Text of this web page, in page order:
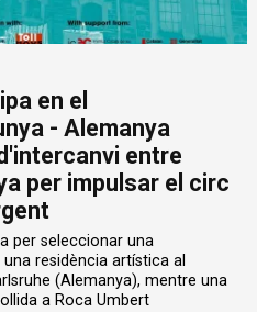
en el
- Alemanya
entre
per impulsar el circ
per seleccionar una
residència artística al
(Alemanya), mentre una
a Roca Umbert